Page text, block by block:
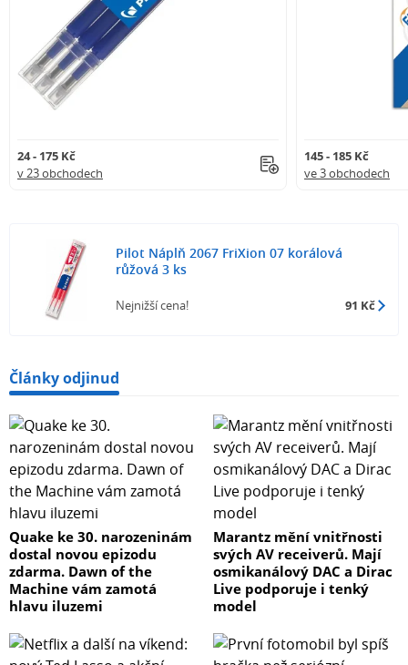
24 - 175 Kč
v 23 obchodech
145 - 185 Kč
ve 3 obchodech
Pilot Náplň 2067 FriXion 07 korálová
růžová 3 ks
Nejnižší cena! 91 Kč
Články odjinud
Quake ke 30. narozeninám
dostal novou epizodu
zdarma. Dawn of the
Machine vám zamotá
hlavu iluzemi
Marantz mění vnitřnosti
svých AV receiverů. Mají
osmikanálový DAC a Dirac
Live podporuje i tenký
model